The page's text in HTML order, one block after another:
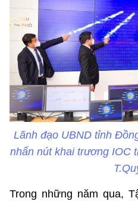
Lãnh đạo UBND tỉnh
nhấn nút khai trương IOC
Trong những năm qua,